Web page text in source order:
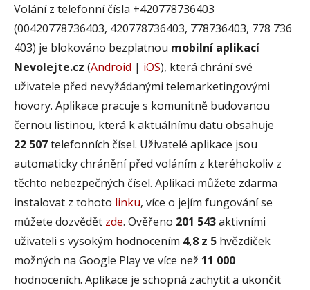
Volání z telefonní čísla +420778736403
(00420778736403, 420778736403, 778736403, 778 736
403) je blokováno bezplatnou mobilní aplikací
Nevolejte.cz (Android | iOS), která chrání své
uživatele před nevyžádanými telemarketingovými
hovory. Aplikace pracuje s komunitně budovanou
černou listinou, která k aktuálnímu datu obsahuje
22 507telefonních čísel. Uživatelé aplikace jsou
automaticky chránění před voláním z kteréhokoliv z
těchto nebezpečných čísel. Aplikaci můžete zdarma
instalovat z tohoto linku, více o jejím fungování se
můžete dozvědět zde. Ověřeno 201 543aktivními
uživateli s vysokým hodnocením 4,8 z 5 hvězdiček
možných na Google Play ve více než 11 000
hodnoceních. Aplikace je schopná zachytit a ukončit